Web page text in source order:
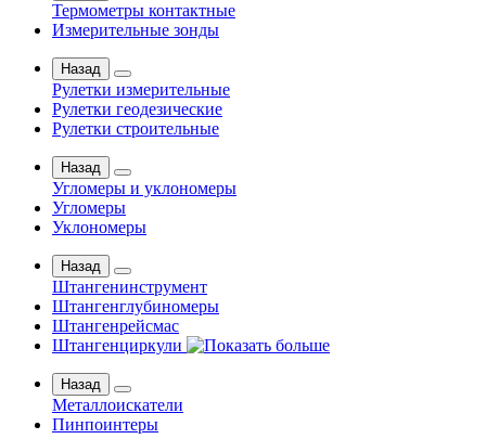
Термометры контактные
Измерительные зонды
Назад
Рулетки измерительные
Рулетки геодезические
Рулетки строительные
Назад
Угломеры и уклономеры
Угломеры
Уклономеры
Назад
Штангенинструмент
Штангенглубиномеры
Штангенрейсмас
Штангенциркули
Назад
Металлоискатели
Пинпоинтеры